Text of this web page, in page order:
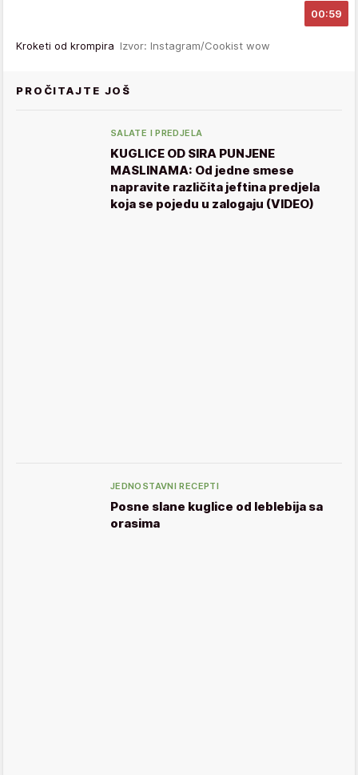
00:59
Kroketi od krompira Izvor: Instagram/Cookist wow
PROČITAJTE JOŠ
SALATE I PREDJELA
KUGLICE OD SIRA PUNJENE
MASLINAMA: Od jedne smese
napravite različita jeftina predjela
koja se pojedu u zalogaju (VIDEO)
JEDNOSTAVNI RECEPTI
Posne slane kuglice od leblebija sa
orasima